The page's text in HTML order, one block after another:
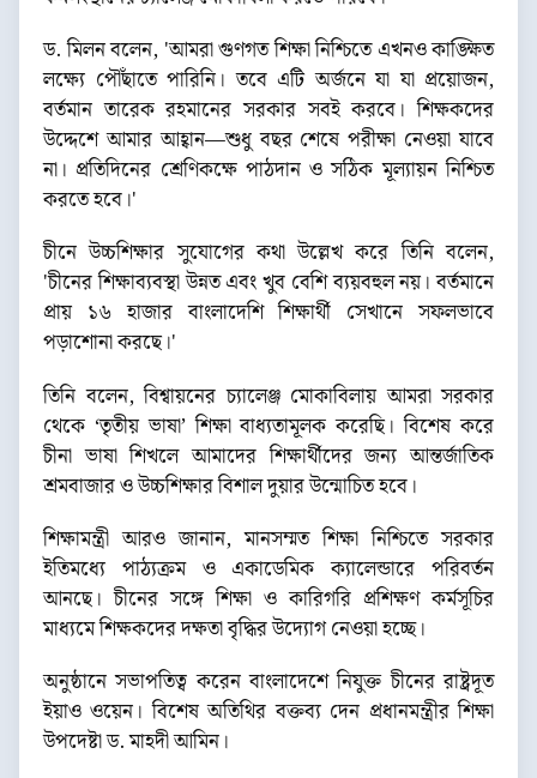
ড. মিলন বলেন, 'আমরা গুণগত শিক্ষা নিশ্চিতে এখনও কাঙ্ক্ষিত
লক্ষ্যে পৌঁছাতে পারিনি। তবে এটি অর্জনে যা যা প্রয়োজন,
বর্তমান তারেক রহমানের সরকার সবই করবে। শিক্ষকদের
উদ্দেশে আমার আহ্বান—শুধু বছর শেষে পরীক্ষা নেওয়া যাবে
না। প্রতিদিনের শ্রেণিকক্ষে পাঠদান ও সঠিক মূল্যায়ন নিশ্চিত
করতে হবে।'
চীনে উচ্চশিক্ষার সুযোগের কথা উল্লেখ করে তিনি বলেন,
'চীনের শিক্ষাব্যবস্থা উন্নত এবং খুব বেশি ব্যয়বহুল নয়। বর্তমানে
প্রায় ১৬ হাজার বাংলাদেশি শিক্ষার্থী সেখানে সফলভাবে
পড়াশোনা করছে।'
তিনি বলেন, বিশ্বায়নের চ্যালেঞ্জ মোকাবিলায় আমরা সরকার
থেকে ‘তৃতীয় ভাষা’ শিক্ষা বাধ্যতামূলক করেছি। বিশেষ করে
চীনা ভাষা শিখলে আমাদের শিক্ষার্থীদের জন্য আন্তর্জাতিক
শ্রমবাজার ও উচ্চশিক্ষার বিশাল দুয়ার উন্মোচিত হবে।
শিক্ষামন্ত্রী আরও জানান, মানসম্মত শিক্ষা নিশ্চিতে সরকার
ইতিমধ্যে পাঠ্যক্রম ও একাডেমিক ক্যালেন্ডারে পরিবর্তন
আনছে। চীনের সঙ্গে শিক্ষা ও কারিগরি প্রশিক্ষণ কর্মসূচির
মাধ্যমে শিক্ষকদের দক্ষতা বৃদ্ধির উদ্যোগ নেওয়া হচ্ছে।
অনুষ্ঠানে সভাপতিত্ব করেন বাংলাদেশে নিযুক্ত চীনের রাষ্ট্রদূত
ইয়াও ওয়েন। বিশেষ অতিথির বক্তব্য দেন প্রধানমন্ত্রীর শিক্ষা
উপদেষ্টা ড. মাহদী আমিন।